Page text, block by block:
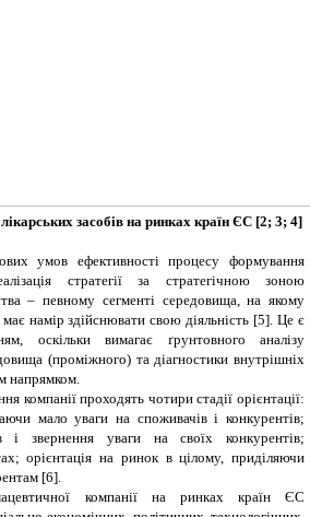
засобів на ринках країн ЄС [2; 3; 4]
умов ефективності процесу формування
стратегії за стратегічною зоною
– певному сегменті середовища, на якому
намір здійснювати свою діяльність [5].Це є
оскільки вимагає ґрунтовного аналізу
(проміжного) та діагностики внутрішніх
напрямком
компанії проходять чотири стадії орієнтації:
мало уваги на споживачів і конкурентів;
і звернення уваги на своїх конкурентів;
орієнтація на ринок в цілому, приділяючи
[6].
компанії на ринках країн ЄС